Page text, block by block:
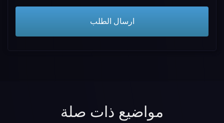
مواضيع ذات صلة